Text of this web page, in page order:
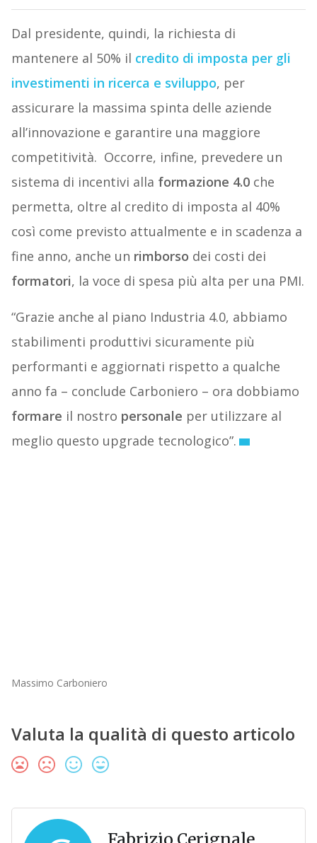
Dal presidente, quindi, la richiesta di
mantenere al 50% il credito di imposta per gli
investimenti in ricerca e sviluppo, per
assicurare la massima spinta delle aziende
all’innovazione e garantire una maggiore
competitività. Occorre, infine, prevedere un
sistema di incentivi alla formazione 4.0 che
permetta, oltre al credito di imposta al 40%
così come previsto attualmente e in scadenza a
fine anno, anche un rimborso dei costi dei
formatori, la voce di spesa più alta per una PMI.
“Grazie anche al piano Industria 4.0, abbiamo
stabilimenti produttivi sicuramente più
performanti e aggiornati rispetto a qualche
anno fa – conclude Carboniero – ora dobbiamo
formare il nostro personale per utilizzare al
meglio questo upgrade tecnologico”.
Massimo Carboniero
Valuta la qualità di questo articolo